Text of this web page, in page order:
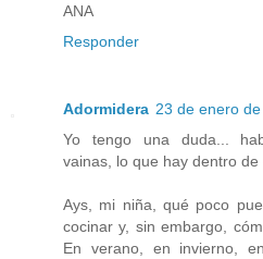
ANA
Responder
Adormidera 23 de enero
Yo tengo una duda...
vainas, lo que hay dentro
Ays, mi niña, qué poco
cocinar y, sin embargo,
En verano, en invierno,